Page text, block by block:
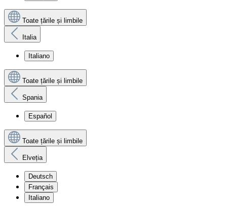
Toate țările și limbile
Italia
Italiano
Toate țările și limbile
Spania
Español
Toate țările și limbile
Elveția
Deutsch
Français
Italiano